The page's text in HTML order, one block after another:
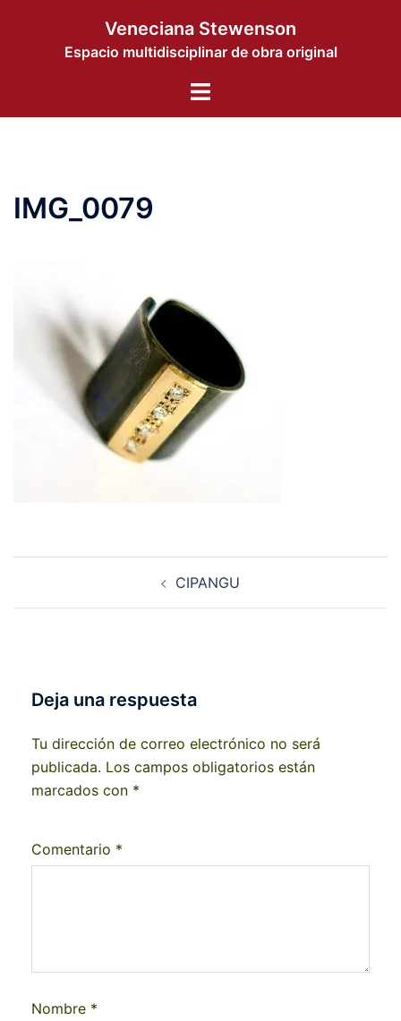
contenido
Veneciana Stewenson
Espacio multidisciplinar de obra original
Alternar
IMG_0079
CIPANGU
Deja una respuesta
Tu dirección de correo electrónico no será
publicada. Los campos obligatorios están
marcados con *
Comentario *
Nombre *